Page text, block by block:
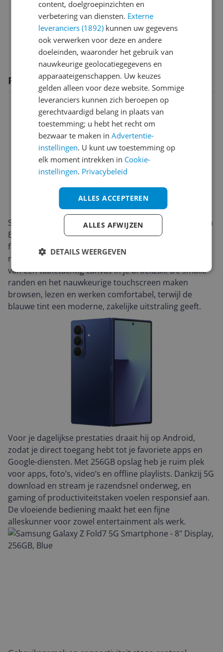
Sim informatie
Software
Specificaties
Productomschrijving
Stijlvol en doordacht: de Samsung Galaxy Z Fold7 5G in
Blauw combineert een premium afwerking met een
flexibel ontwerp. Vouw het toestel open voor een
royaal 8-inch AMOLED-display (2184 x 1968) en geniet
van een tabletachtig canvas in je broekzak. De smalle
randen en het nauwkeurige touchscreen maken
browsen, lezen en werken comfortabel, terwijl de
blauwe tint een moderne, zakelijke uitstraling geeft.
Voor je dagelijkse prestaties draait hij op Android,
zodat je direct toegang hebt tot je favoriete apps en
Google-diensten. Met 256GB opslag heb je ruim plek
voor apps, foto’s, video’s en offline playlists. Dankzij 5G
download en stream je razendsnel onderweg, en
gaming of productiviteitstaken voelen responsief aan.
De vloeiende bediening maakt het een fijne
alleskunner voor zowel entertainment als werk.
content, doelgroepinzichten en
verbetering van diensten. Externe
leveranciers (1892) kunnen uw gegevens
ook verwerken voor deze en andere
doeleinden, waaronder het gebruik van
nauwkeurige geolocatiegegevens en
apparaateigenschappen. Uw keuzes
gelden alleen voor deze website. Sommige
leveranciers kunnen zich beroepen op
gerechtvaardigd belang in plaats van
toestemming; u hebt het recht om
bezwaar te maken inAdvertentie-
instellingen. U kunt uw toestemming op
elk moment intrekken in Cookie-
instellingen. Privacybeleid
ALLES ACCEPTEREN
ALLES AFWIJZEN
DETAILS WEERGEVEN